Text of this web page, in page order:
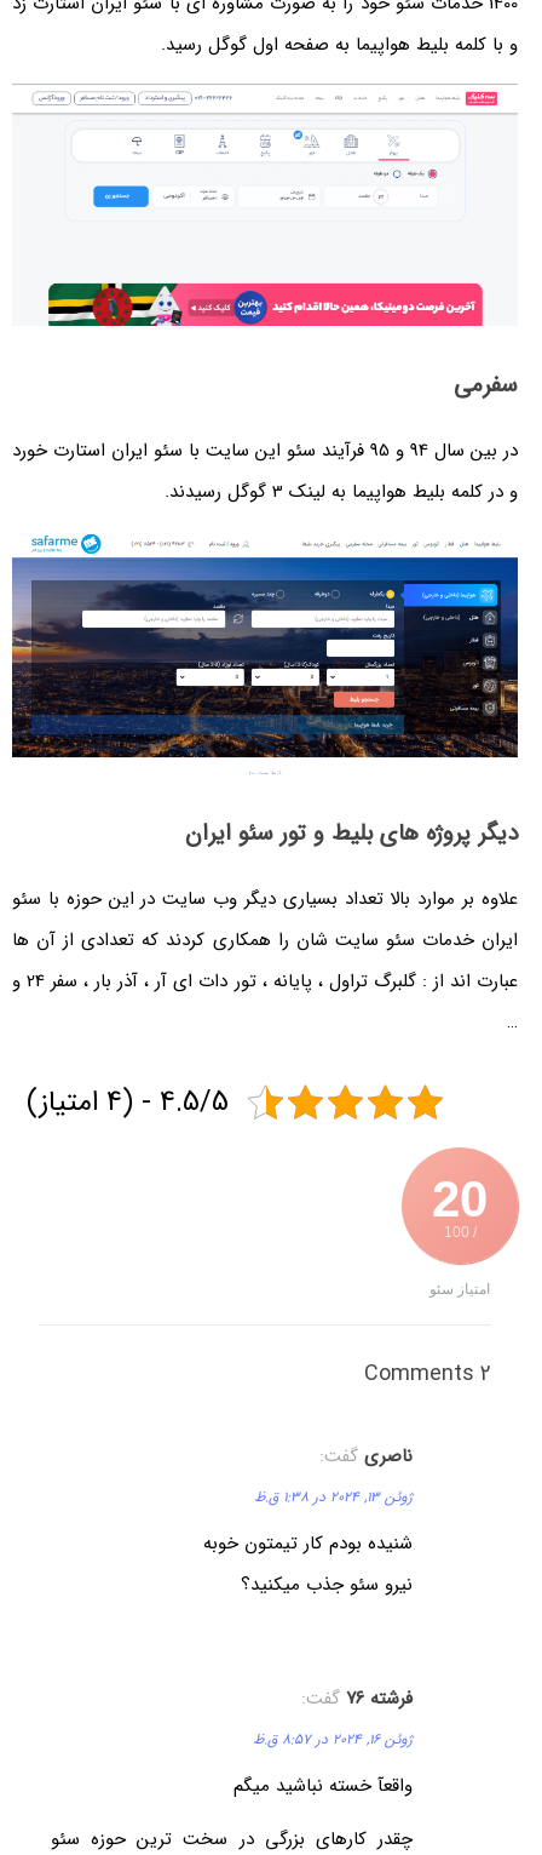
بلیط هواپیما به صفحه اول گوگل رسید.
در بین سال 94 و 95 فرآیند سئو این سایت با سئو ایران استارت خورد
هواپیما به لینک 3 گوگل رسیدند.
های بلیط و تور سئو ایران
موارد بالا تعداد بسیاری دیگر وب سایت در این حوزه با سئو
سئو سایت شان را همکاری کردند که تعدادی از آن ها
عبارت اند از : گلبرگ تراول ، پایانه ، تور دات ای آر ، آذر بار ، سفر 24 و
4.5/5 - (4 امتیاز)
گفت:
شنیده بودم کار تیمتون خوبه
نیرو سئو جذب میکنید؟
گفت:
واقعآ خسته نباشید میگم
چقدر کارهای بزرگی در سخت ترین حوزه سئو